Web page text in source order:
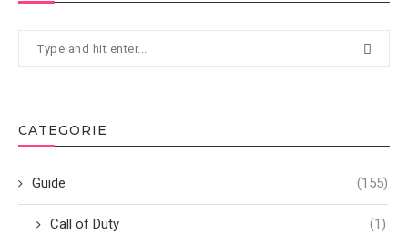
CATEGORIE
Guide (155)
Call of Duty (1)